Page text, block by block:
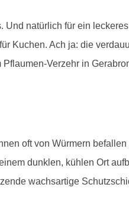
natürlich für ein
Kuchen. Ach ja: die
Verzehr in
oft von Würmern
dunklen, kühlen Ort
wachsartige